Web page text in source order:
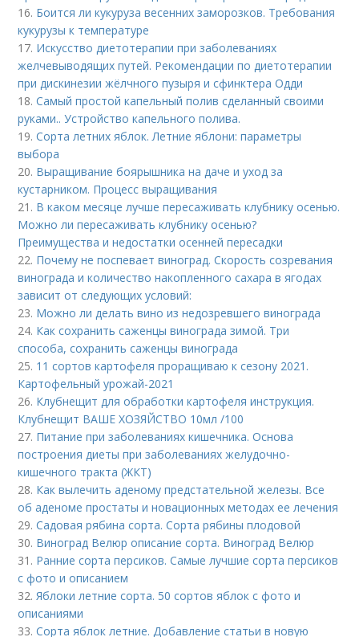
16. Боится ли кукуруза весенних заморозков. Требования
кукурузы к температуре
17. Искусство диетотерапии при заболеваниях
желчевыводящих путей. Рекомендации по диетотерапии
при дискинезии жёлчного пузыря и сфинктера Одди
18.Самый простой капельный полив сделанный своими
руками.. Устройство капельного полива.
19.Сорта летних яблок. Летние яблони: параметры
выбора
20. Выращивание боярышника на даче и уход за
кустарником. Процесс выращивания
21. В каком месяце лучше пересаживать клубнику осенью.
Можно ли пересаживать клубнику осенью?
Преимущества и недостатки осенней пересадки
22. Почему не поспевает виноград. Скорость созревания
винограда и количество накопленного сахара в ягодах
зависит от следующих условий:
23. Можно ли делать вино из недозревшего винограда
24. Как сохранить саженцы винограда зимой. Три
способа, сохранить саженцы винограда
25. 11 сортов картофеля проращиваю к сезону 2021.
Картофельный урожай-2021
26. Клубнещит для обработки картофеля инструкция.
Клубнещит ВАШЕ ХОЗЯЙСТВО 10мл /100
27. Питание при заболеваниях кишечника. Основа
построения диеты при заболеваниях желудочно-
кишечного тракта (ЖКТ)
28. Как вылечить аденому предстательной железы. Все
об аденоме простаты и новационных методах ее лечения
29.Садовая рябина сорта. Сорта рябины плодовой
30. Виноград Велюр описание сорта. Виноград Велюр
31. Ранние сорта персиков. Самые лучшие сорта персиков
с фото и описанием
32.Яблоки летние сорта. 50 сортов яблок с фото и
описаниями
33.Сорта яблок летние. Добавление статьи в новую